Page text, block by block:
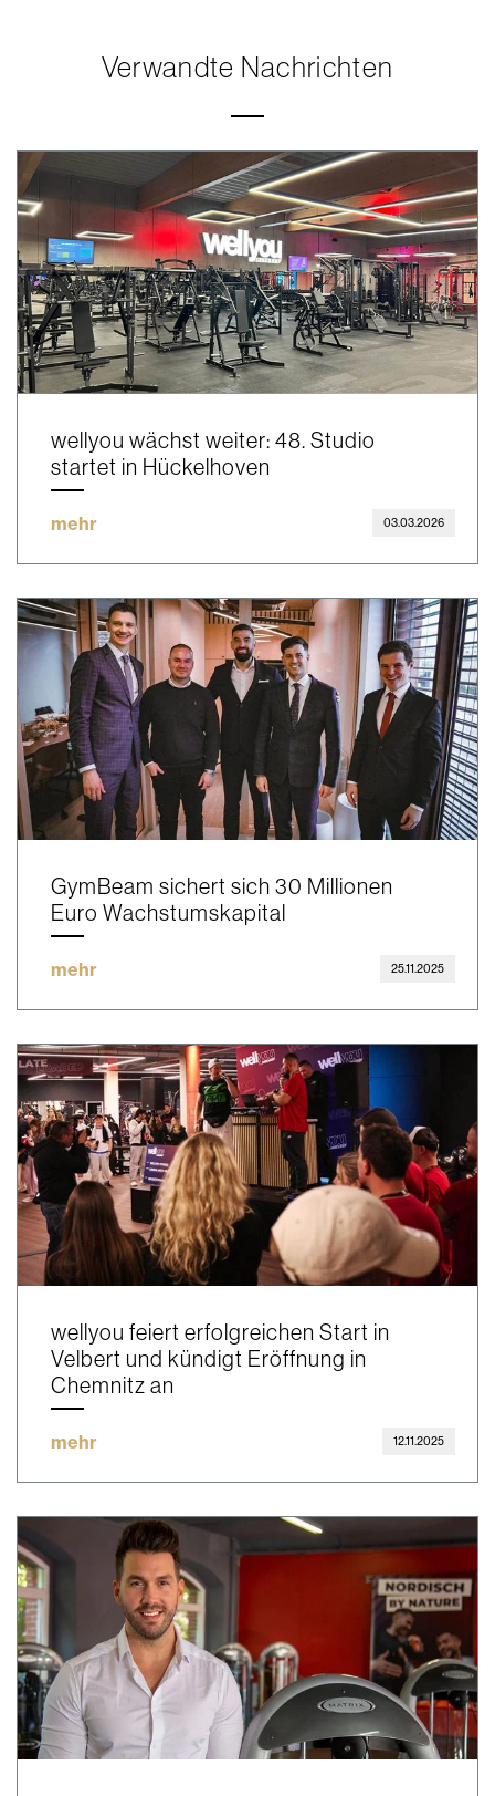
Verwandte Nachrichten
wellyou wächst weiter: 48. Studio
startet in Hückelhoven
mehr 03.03.2026
GymBeam sichert sich 30 Millionen
Euro Wachstumskapital
mehr 25.11.2025
wellyou feiert erfolgreichen Start in
Velbert und kündigt Eröffnung in
Chemnitz an
mehr 12.11.2025